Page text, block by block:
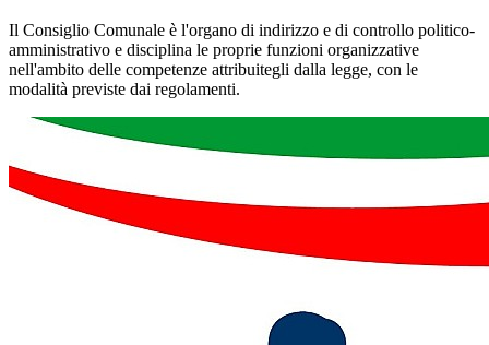
Il Consiglio Comunale è l'organo di indirizzo e di controllo politico-
amministrativo e disciplina le proprie funzioni organizzative
nell'ambito delle competenze attribuitegli dalla legge, con le
modalità previste dai regolamenti.